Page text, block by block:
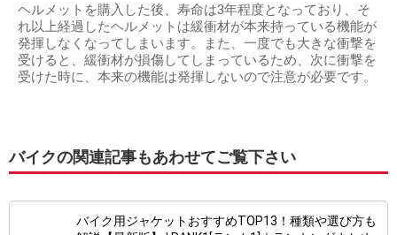
ヘルメットを購入した後、寿命は3年程度となっており、そ
れ以上経過したヘルメットは緩衝材が本来持っている機能が
発揮しなくなってしまいます。また、一度でも大きな衝撃を
受けると、緩衝材が損傷してしまっているため、次に衝撃を
受けた時に、本来の機能は発揮しないので注意が必要です。
バイクの関連記事もあわせてご覧下さい
バイク用ジャケットおすすめTOP13！種類や選び方も